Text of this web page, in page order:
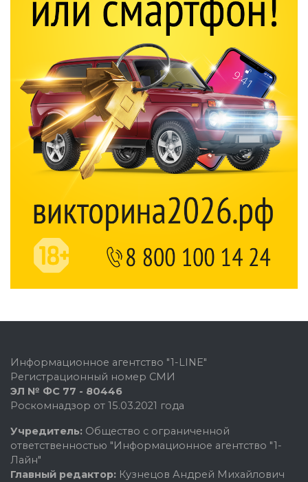
Информационное агентство "1-LINE"
Регистрационный номер СМИ
ЭЛ № ФС 77 - 80446
Роскомнадзор от 15.03.2021 года
Учредитель: Общество с ограниченной
ответственностью "Информационное агентство "1-
Лайн"
Главный редактор: Кузнецов Андрей Михайлович